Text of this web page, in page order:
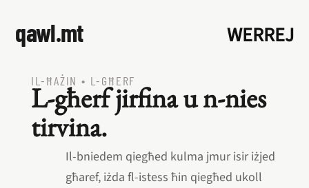
qawl.mt WERREJ
IL‑ĦAŻIN • L‑GĦERF
L‑għerf jirfina u n‑nies
tirvina.
Il‑bniedem qiegħed kulma jmur isir iżjed
għaref, iżda fl‑istess ħin qiegħed ukoll